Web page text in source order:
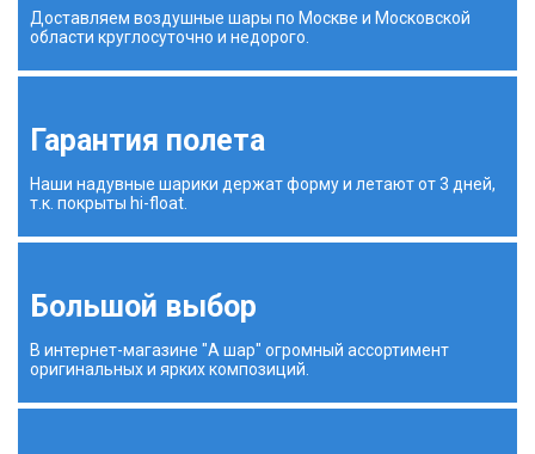
Доставляем воздушные шары по Москве и Московской
области круглосуточно и недорого.
Гарантия полета
Наши надувные шарики держат форму и летают от 3 дней,
т.к. покрыты hi-float.
Большой выбор
В интернет-магазине "А шар" огромный ассортимент
оригинальных и ярких композиций.